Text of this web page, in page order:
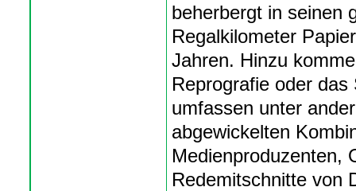
beherbergt in seinen
Regalkilometer
Jahren. Hinzu
Reprografie oder das
umfassen unter
abgewickelten
Medienproduzenten,
Redemitschnitte von